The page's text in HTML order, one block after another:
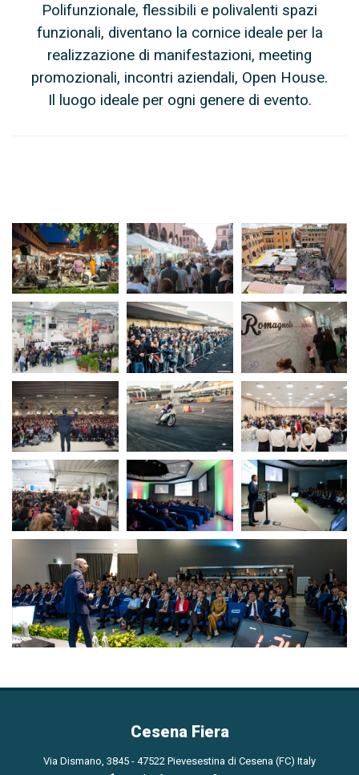
Polifunzionale, flessibili e polivalenti spazi
funzionali, diventano la cornice ideale per la
realizzazione di manifestazioni, meeting
promozionali, incontri aziendali, Open House.
Il luogo ideale per ogni genere di evento.
Cesena Fiera
Via Dismano, 3845 - 47522 Pievesestina di Cesena (FC) Italy